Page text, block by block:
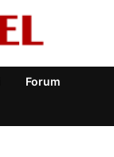
Forum